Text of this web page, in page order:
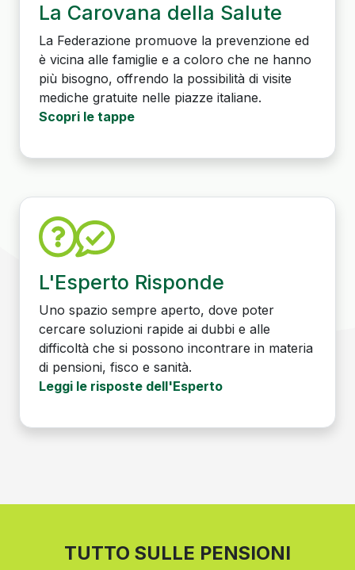
La Carovana della Salute
La Federazione promuove la prevenzione ed
è vicina alle famiglie e a coloro che ne hanno
più bisogno, offrendo la possibilità di visite
mediche gratuite nelle piazze italiane.
Scopri le tappe
L'Esperto Risponde
Uno spazio sempre aperto, dove poter
cercare soluzioni rapide ai dubbi e alle
difficoltà che si possono incontrare in materia
di pensioni, fisco e sanità.
Leggi le risposte dell'Esperto
TUTTO SULLE PENSIONI